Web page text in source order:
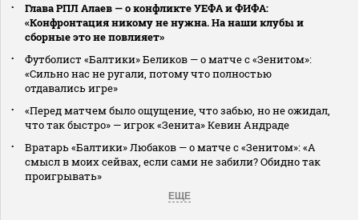
Глава РПЛ Алаев — о конфликте УЕФА и ФИФА:
«Конфронтация никому не нужна. На наши клубы и
сборные это не повлияет»
Футболист «Балтики» Беликов — о матче с «Зенитом»:
«Сильно нас не ругали, потому что полностью
отдавались игре»
«Перед матчем было ощущение, что забью, но не ожидал,
что так быстро» — игрок «Зенита» Кевин Андраде
Вратарь «Балтики» Любаков — о матче с «Зенитом»: «А
смысл в моих сейвах, если сами не забили? Обидно так
проигрывать»
ЕЩЕ